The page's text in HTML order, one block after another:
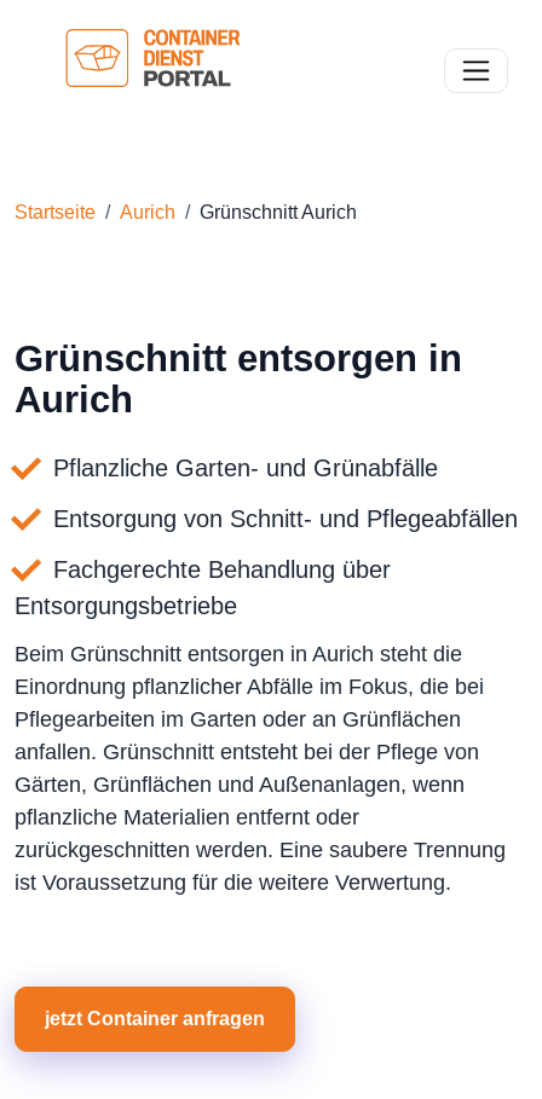
Toggle
Startseite Aurich Grünschnitt Aurich
Grünschnitt entsorgen in
Aurich
Pflanzliche Garten- und Grünabfälle
Entsorgung von Schnitt- und Pflegeabfällen
Fachgerechte Behandlung über
Entsorgungsbetriebe
Beim Grünschnitt entsorgen in Aurich steht die
Einordnung pflanzlicher Abfälle im Fokus, die bei
Pflegearbeiten im Garten oder an Grünflächen
anfallen. Grünschnitt entsteht bei der Pflege von
Gärten, Grünflächen und Außenanlagen, wenn
pflanzliche Materialien entfernt oder
zurückgeschnitten werden. Eine saubere Trennung
ist Voraussetzung für die weitere Verwertung.
jetzt Container anfragen